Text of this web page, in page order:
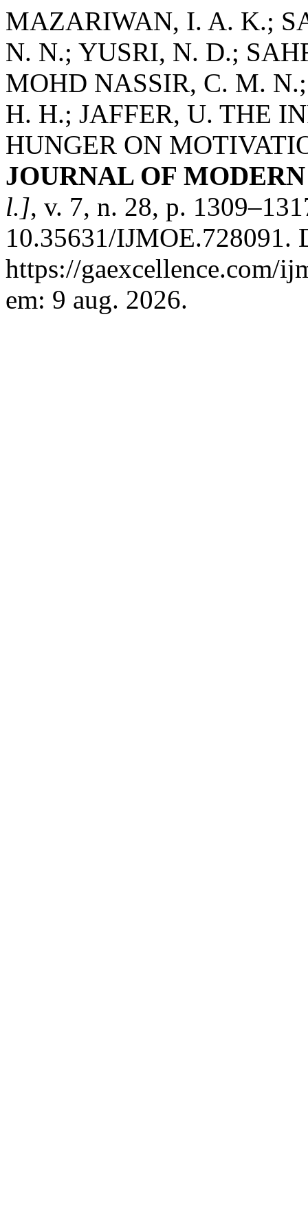
MAZARIWAN, I. A. K.;
N. N.; YUSRI, N. D.;
MOHD NASSIR, C. M.
H. H.; JAFFER, U. THE
HUNGER ON
JOURNAL OF
l.], v. 7, n. 28, p.
10.35631/IJMOE.728091.
https://gaexcellence.com/
em: 9 aug. 2026.